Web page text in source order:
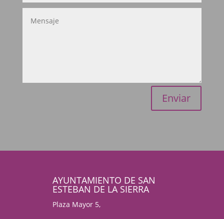
Enviar
AYUNTAMIENTO DE SAN
ESTEBAN DE LA SIERRA
Plaza Mayor 5,